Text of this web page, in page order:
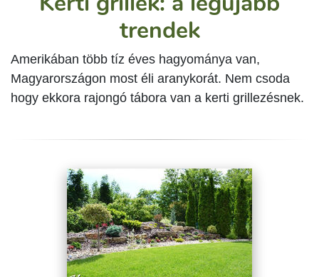
trendek
Amerikában több tíz éves hagyománya van,
Magyarországon most éli aranykorát. Nem csoda
hogy ekkora rajongó tábora van a kerti grillezésnek.